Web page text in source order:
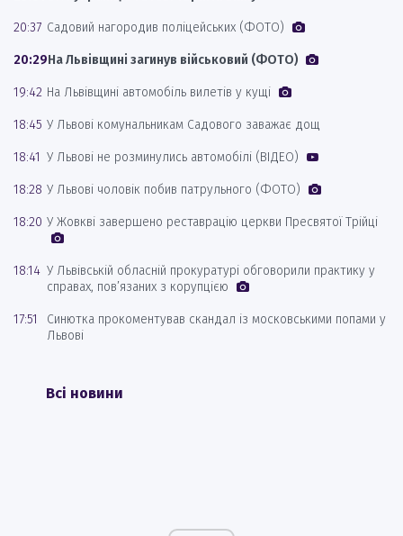
20:37 Садовий нагородив поліцейських (ФОТО)
20:29На Львівщині загинув військовий (ФОТО)
19:42 На Львівщині автомобіль вилетів у кущі
18:45 У Львові комунальникам Садового заважає дощ
18:41 У Львові не розминулись автомобілі (ВІДЕО)
18:28 У Львові чоловік побив патрульного (ФОТО)
18:20 У Жовкві завершено реставрацію церкви Пресвятої Трійці
18:14 У Львівській обласній прокуратурі обговорили практику у
справах, пов’язаних з корупцією
17:51
Синютка прокоментував скандал із московськими попами у
Львові
Всі новини